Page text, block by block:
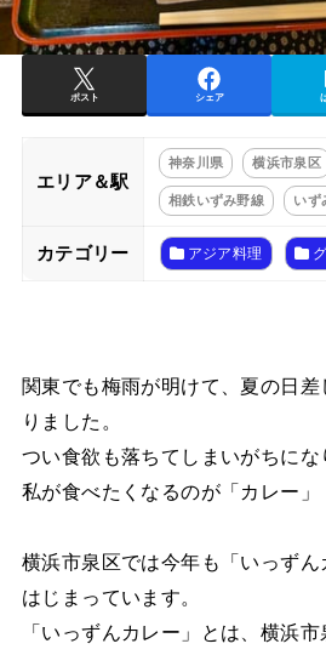
ポスト シェア
エリア＆駅
神奈川県 横浜市泉区
相鉄いずみ野線 いず
カテゴリー アジア料理
関東でも梅雨が明けて、夏の日
りました。
つい食欲も落ちてしまいがちにな
私が食べたくなるのが「カレー」
横浜市泉区では今年も「いっず
はじまっています。
「いっずんカレー」とは、横浜